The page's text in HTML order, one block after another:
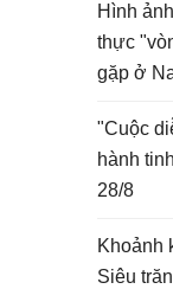
Hình
thực
gặp ở
"Cuộc
hành
28/8
Khoảnh
Siêu